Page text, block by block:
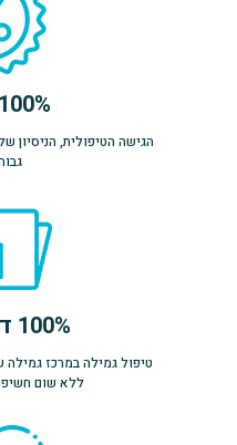
100% יעילות
הגישה הטיפולית, הניסיון
100% דיסקרטיות
טיפול גמילה במרכז
ללא שום